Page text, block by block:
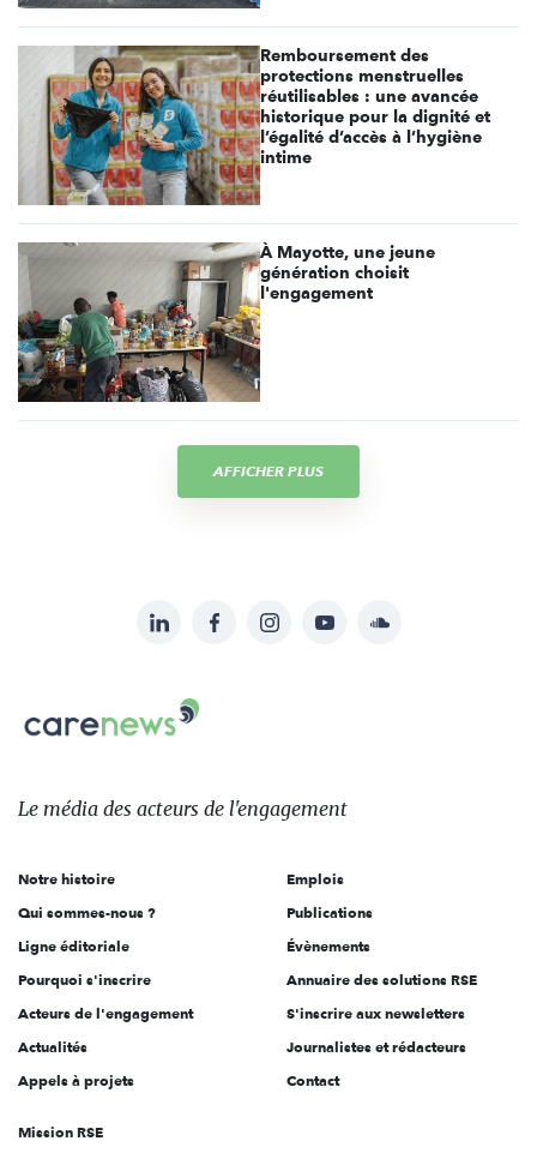
Remboursement des
protections menstruelles
réutilisables : une avancée
historique pour la dignité et
l’égalité d’accès à l’hygiène
intime
À Mayotte, une jeune
génération choisit
l'engagement
AFFICHER PLUS
sur:
LinkedInFacebookInstagramYouTubeSoundcloud
Le
des
l'engagement
Le média des acteurs de l'engagement
Notre histoire
Qui sommes-nous ?
Ligne éditoriale
Pourquoi s'inscrire
Acteurs de l'engagement
Actualités
Appels à projets
Emplois
Publications
Évènements
Annuaire des solutions RSE
S'inscrire aux newsletters
Journalistes et rédacteurs
Contact
Mission RSE